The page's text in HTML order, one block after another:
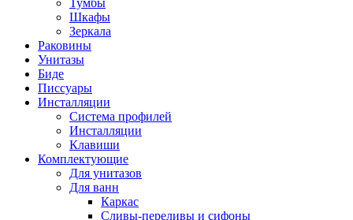
Тумбы
Шкафы
Зеркала
Раковины
Унитазы
Биде
Писсуары
Инсталляции
Система профилей
Инсталляции
Клавиши
Комплектующие
Для унитазов
Для ванн
Каркас
Сливы-переливы и сифоны